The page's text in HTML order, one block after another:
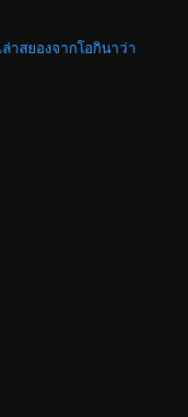
ล่าสยองจากโอกินาว่า